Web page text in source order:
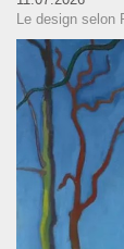
Le design selon